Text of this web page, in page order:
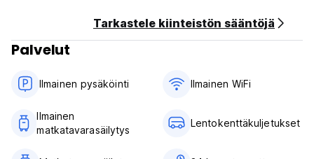
Varmasti sinulla on hauskaa ja mukava kokemus kanssamme.
Tarkastele kiinteistön sääntöjä
Palvelut
Ilmainen pysäköinti Ilmainen WiFi
Ilmainen
matkatavarasäilytys
Lentokenttäkuljetukset